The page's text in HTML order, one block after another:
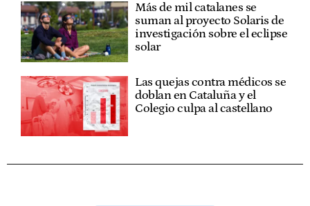
Más de mil catalanes se
suman al proyecto Solaris de
investigación sobre el eclipse
solar
Las quejas contra médicos se
doblan en Cataluña y el
Colegio culpa al castellano